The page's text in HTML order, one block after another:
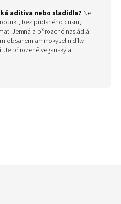
aditiva nebo sladidla? Ne.
bez přidaného cukru,
Jemná a přirozeně nasládlá
obsahem aminokyselin díky
Je přirozeně veganský a